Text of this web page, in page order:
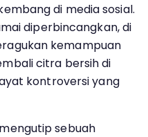
di media sosial.
diperbincangkan, di
kemampuan
citra bersih di
kontroversi yang
sebuah